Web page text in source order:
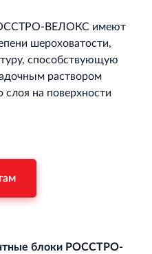
ВЕЛОКС имеют
шероховатости,
способствующую
раствором
слоя на поверхности
блоки РОССТРО-